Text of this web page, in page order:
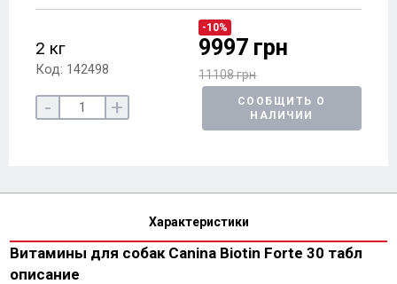
2 кг
Код: 142498
-10%
9997 грн
11108 грн
- +
СООБЩИТЬ О
НАЛИЧИИ
Характеристики
Витамины для собак Canina Biotin Forte 30 табл
описание